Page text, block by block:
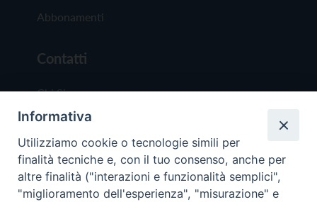
Abbonamenti
Contatti
Chi Siamo
Redazione
Scrivici
Informativa
Utilizziamo cookie o tecnologie simili per
finalità tecniche e, con il tuo consenso, anche per
altre finalità ("interazioni e funzionalità semplici",
"miglioramento dell'esperienza", "misurazione" e